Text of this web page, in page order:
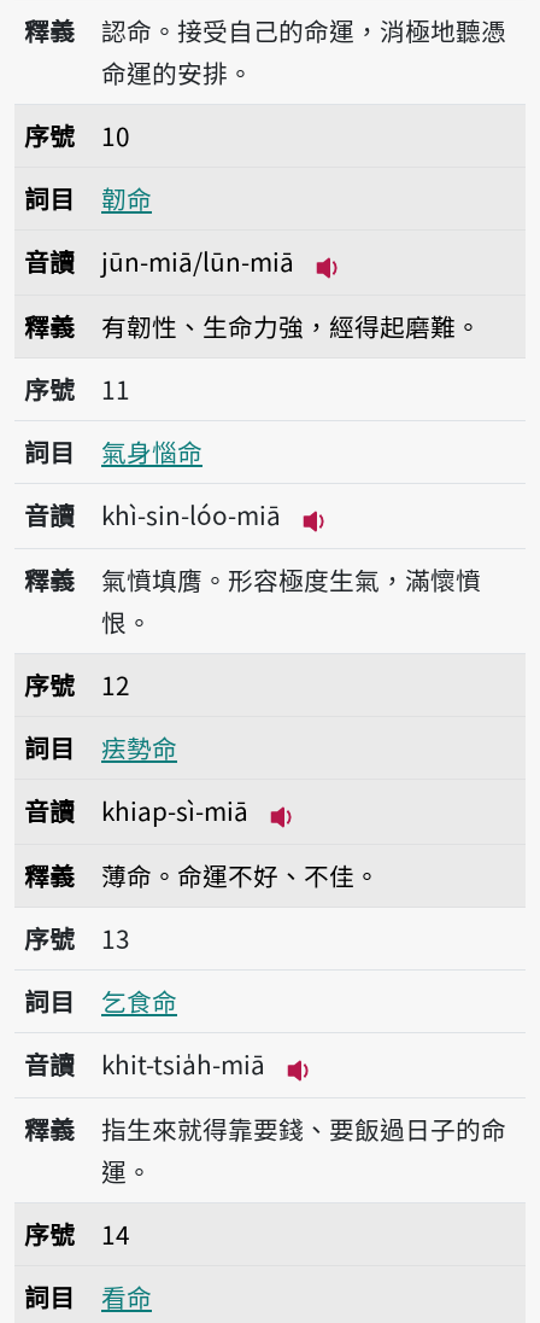
釋義
認命。接受自己的命運，消極地聽憑
命運的安排。
序號10韌命
序號
10
詞目
韌命
音讀
jūn-miā/lūn-miā
釋義
有韌性、生命力強，經得起磨難。
序號11氣身惱命
序號
11
詞目
氣身惱命
音讀
khì-sin-lóo-miā
播放音讀khì-sin-
釋義
氣憤填膺。形容極度生氣，滿懷憤
恨。
序號12㾀勢命
序號
12
詞目
㾀勢命
音讀
khiap-sì-miā
釋義
薄命。命運不好、不佳。
序號13乞食命
序號
13
詞目
乞食命
音讀
khit-tsia̍h-miā
播放音讀khit-tsia̍h-
釋義
指生來就得靠要錢、要飯過日子的命
運。
序號14看命
序號
14
詞目
看命